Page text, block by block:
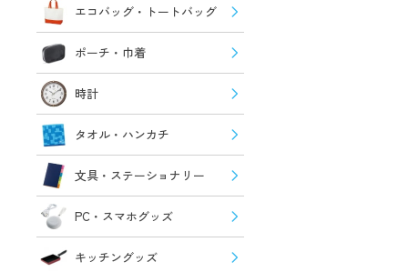
エコバッグ・トートバッグ
ポーチ・巾着
時計
タオル・ハンカチ
文具・ステーショナリー
PC・スマホグッズ
キッチングッズ